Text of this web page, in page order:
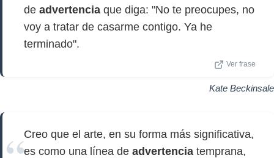
de advertencia que diga: "No te preocupes, no
voy a tratar de casarme contigo. Ya he
terminado".
Ver frase
Kate Beckinsale
Creo que el arte, en su forma más significativa,
es como una línea de advertencia temprana,